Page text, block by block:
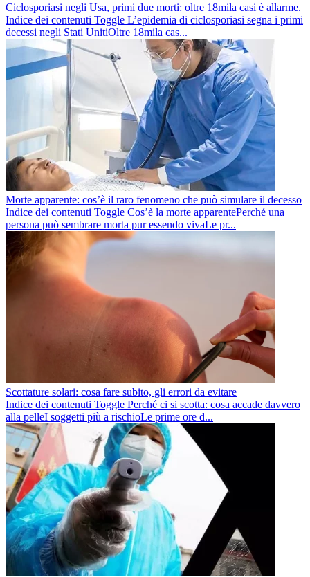
Ciclosporiasi negli Usa, primi due morti: oltre 18mila casi è allarme.
Indice dei contenuti Toggle L’epidemia di ciclosporiasi segna i primi
decessi negli Stati UnitiOltre 18mila cas...
Morte apparente: cos’è il raro fenomeno che può simulare il decesso
Indice dei contenuti Toggle Cos’è la morte apparentePerché una
persona può sembrare morta pur essendo vivaLe pr...
Scottature solari: cosa fare subito, gli errori da evitare
Indice dei contenuti Toggle Perché ci si scotta: cosa accade davvero
alla pelleI soggetti più a rischioLe prime ore d...